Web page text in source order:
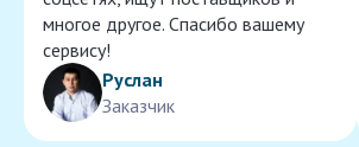
многое другое. Спасибо вашему
сервису!
Руслан
Заказчик